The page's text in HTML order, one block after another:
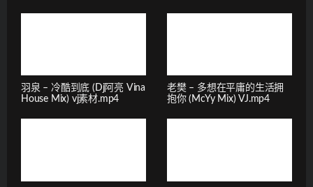
羽泉 – 冷酷到底 (Dj阿亮 Vina
House Mix) vj素材.mp4
老樊 – 多想在平庸的生活拥
抱你 (McYy Mix) VJ.mp4